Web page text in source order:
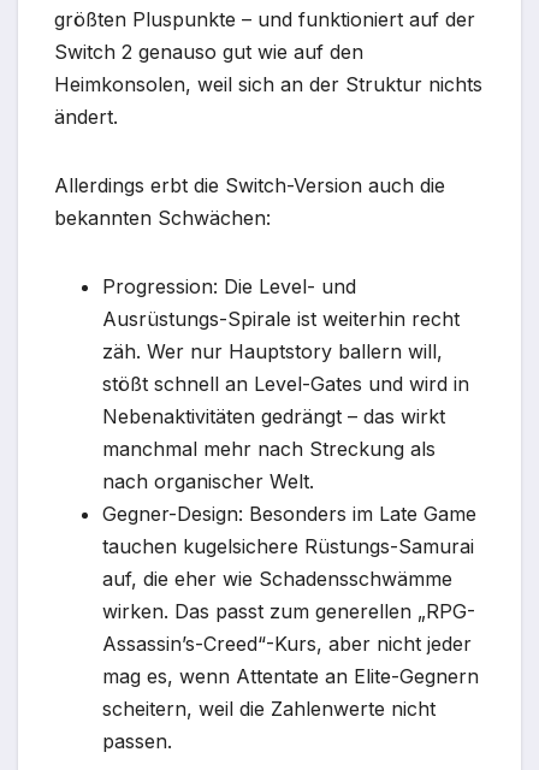
größten Pluspunkte – und funktioniert auf der
Switch 2 genauso gut wie auf den
Heimkonsolen, weil sich an der Struktur nichts
ändert.
Allerdings erbt die Switch-Version auch die
bekannten Schwächen:
Progression: Die Level- und
Ausrüstungs-Spirale ist weiterhin recht
zäh. Wer nur Hauptstory ballern will,
stößt schnell an Level-Gates und wird in
Nebenaktivitäten gedrängt – das wirkt
manchmal mehr nach Streckung als
nach organischer Welt.
Gegner-Design: Besonders im Late Game
tauchen kugelsichere Rüstungs-Samurai
auf, die eher wie Schadensschwämme
wirken. Das passt zum generellen „RPG-
Assassin’s-Creed“-Kurs, aber nicht jeder
mag es, wenn Attentate an Elite-Gegnern
scheitern, weil die Zahlenwerte nicht
passen.